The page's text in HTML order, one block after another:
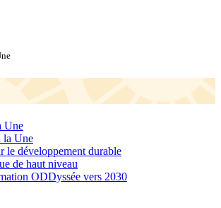
Une
la Une
le développement durable
de haut niveau
ODDyssée vers 2030